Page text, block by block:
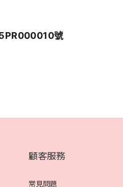
號
顧客服務
常見問題